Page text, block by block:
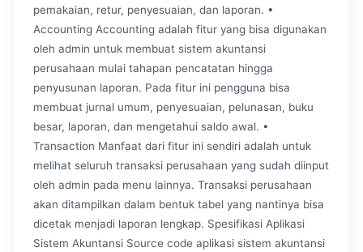
pemakaian, retur, penyesuaian, dan laporan. •
Accounting Accounting adalah fitur yang bisa digunakan
oleh admin untuk membuat sistem akuntansi
perusahaan mulai tahapan pencatatan hingga
penyusunan laporan. Pada fitur ini pengguna bisa
membuat jurnal umum, penyesuaian, pelunasan, buku
besar, laporan, dan mengetahui saldo awal. •
Transaction Manfaat dari fitur ini sendiri adalah untuk
melihat seluruh transaksi perusahaan yang sudah diinput
oleh admin pada menu lainnya. Transaksi perusahaan
akan ditampilkan dalam bentuk tabel yang nantinya bisa
dicetak menjadi laporan lengkap. Spesifikasi Aplikasi
Sistem Akuntansi Source code aplikasi sistem akuntansi